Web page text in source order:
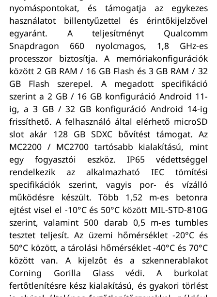
nyomáspontokat, és támogatja az egykezes
használatot billentyűzettel és érintőkijelzővel
egyaránt. A teljesítményt Qualcomm
Snapdragon 660 nyolcmagos, 1,8 GHz-es
processzor biztosítja. A memóriakonfigurációk
között 2 GB RAM / 16 GB Flash és 3 GB RAM / 32
GB Flash szerepel. A megadott specifikáció
szerint a 2 GB / 16 GB konfiguráció Android 11-
ig, a 3 GB / 32 GB konfiguráció Android 14-ig
frissíthető. A felhasználó által elérhető microSD
slot akár 128 GB SDXC bővítést támogat. Az
MC2200 / MC2700 tartósabb kialakítású, mint
egy fogyasztói eszköz. IP65 védettséggel
rendelkezik az alkalmazható IEC tömítési
specifikációk szerint, vagyis por- és vízálló
működésre készült. Több 1,52 m-es betonra
ejtést visel el -10°C és 50°C között MIL-STD-810G
szerint, valamint 500 darab 0,5 m-es tumbles
tesztet teljesít. Az üzemi hőmérséklet -20°C és
50°C között, a tárolási hőmérséklet -40°C és 70°C
között van. A kijelzőt és a szkennerablakot
Corning Gorilla Glass védi. A burkolat
fertőtlenítésre kész kialakítású, és gyakori törlést